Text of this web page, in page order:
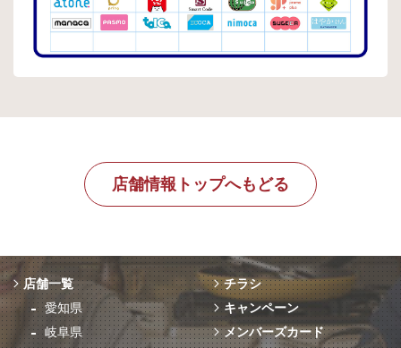
店舗情報トップへもどる
店舗一覧
愛知県
岐阜県
チラシ
キャンペーン
メンバーズカード